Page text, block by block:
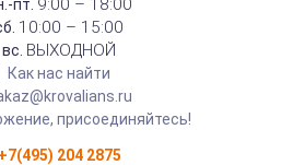
пт. 9:00 – 18:00
10:00 – 15:00
вс. ВЫХОДНОЙ
Как нас найти
присоединяйтесь!
+7(495) 204 2875